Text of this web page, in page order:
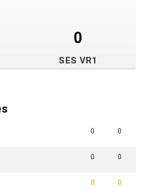
0
SES VR1
0 0
0 0
0 0